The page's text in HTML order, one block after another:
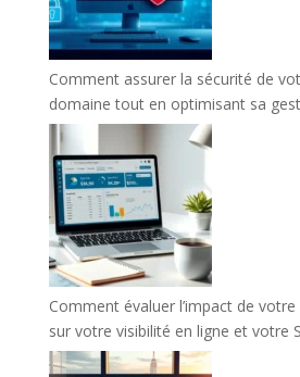
Comment assurer la sécurité de
domaine tout en optimisant sa
Comment évaluer l’impact de
sur votre visibilité en ligne et votre